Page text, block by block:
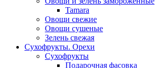
Tamara
Овощи свежие
Овощи сушеные
Зелень свежая
Сухофрукты. Орехи
Сухофрукты
Подарочная фасовка